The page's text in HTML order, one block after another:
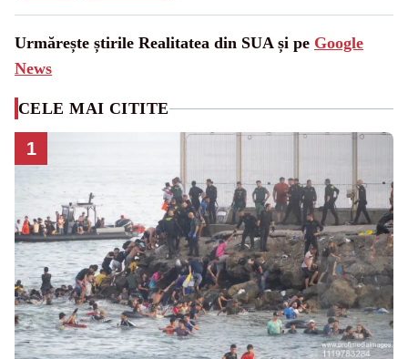
Urmărește știrile Realitatea din SUA și pe Google
News
CELE MAI CITITE
1